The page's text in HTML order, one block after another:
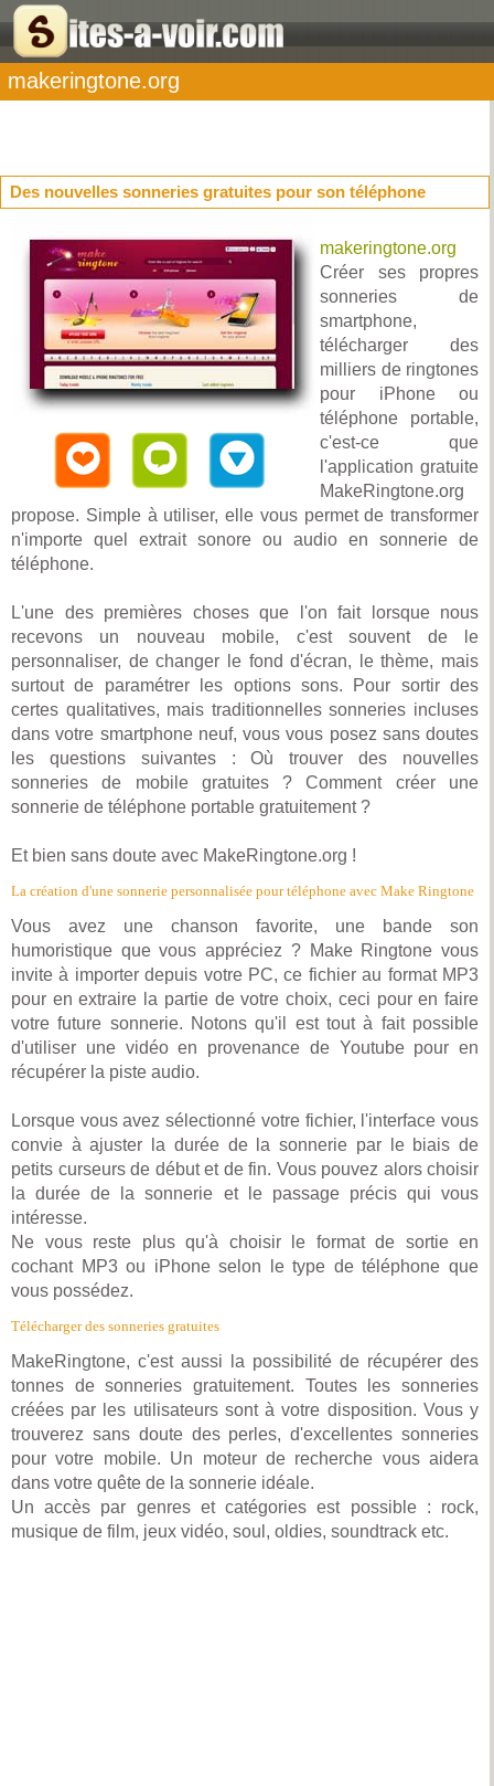
makeringtone.org
Des nouvelles sonneries gratuites pour son téléphone
makeringtone.org
Créer ses propres
sonneries de
smartphone,
télécharger des
milliers de ringtones
pour iPhone ou
téléphone portable,
c'est-ce que
l'application gratuite
MakeRingtone.org
propose. Simple à utiliser, elle vous permet de transformer
n'importe quel extrait sonore ou audio en sonnerie de
téléphone.
L'une des premières choses que l'on fait lorsque nous
recevons un nouveau mobile, c'est souvent de le
personnaliser, de changer le fond d'écran, le thème, mais
surtout de paramétrer les options sons. Pour sortir des
certes qualitatives, mais traditionnelles sonneries incluses
dans votre smartphone neuf, vous vous posez sans doutes
les questions suivantes : Où trouver des nouvelles
sonneries de mobile gratuites ? Comment créer une
sonnerie de téléphone portable gratuitement ?
Et bien sans doute avec MakeRingtone.org !
La création d'une sonnerie personnalisée pour téléphone avec Make Ringtone
Vous avez une chanson favorite, une bande son
humoristique que vous appréciez ? Make Ringtone vous
invite à importer depuis votre PC, ce fichier au format MP3
pour en extraire la partie de votre choix, ceci pour en faire
votre future sonnerie. Notons qu'il est tout à fait possible
d'utiliser une vidéo en provenance de Youtube pour en
récupérer la piste audio.
Lorsque vous avez sélectionné votre fichier, l'interface vous
convie à ajuster la durée de la sonnerie par le biais de
petits curseurs de début et de fin. Vous pouvez alors choisir
la durée de la sonnerie et le passage précis qui vous
intéresse.
Ne vous reste plus qu'à choisir le format de sortie en
cochant MP3 ou iPhone selon le type de téléphone que
vous possédez.
Télécharger des sonneries gratuites
MakeRingtone, c'est aussi la possibilité de récupérer des
tonnes de sonneries gratuitement. Toutes les sonneries
créées par les utilisateurs sont à votre disposition. Vous y
trouverez sans doute des perles, d'excellentes sonneries
pour votre mobile. Un moteur de recherche vous aidera
dans votre quête de la sonnerie idéale.
Un accès par genres et catégories est possible : rock,
musique de film, jeux vidéo, soul, oldies, soundtrack etc.